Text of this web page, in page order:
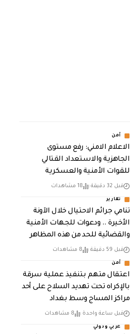
أمن
الاعلام الامني: رفع مستوى
الجاهزية والاستعداد القتالي
للقوات الأمنية والعسكرية
قبل 32 دقيقة 18 مشاهدات
تقارير
تنامي جرائم الاحتيال خلال الآونة
الأخيرة .. ودعوات للجهات الأمنية
والقضائية للحد من هذه المظاهر
قبل 59 دقيقة 8 مشاهدات
أمن
اعتقال متهم بتنفيذ عملية سرقة
بالإكراه تحت تهديد السلاح على أحد
مراكز المساج وسط بغداد
قبل ساعة واحدة 8 مشاهدات
عربي ودولي